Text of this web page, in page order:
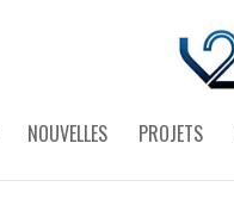
NOUVELLES PROJETS